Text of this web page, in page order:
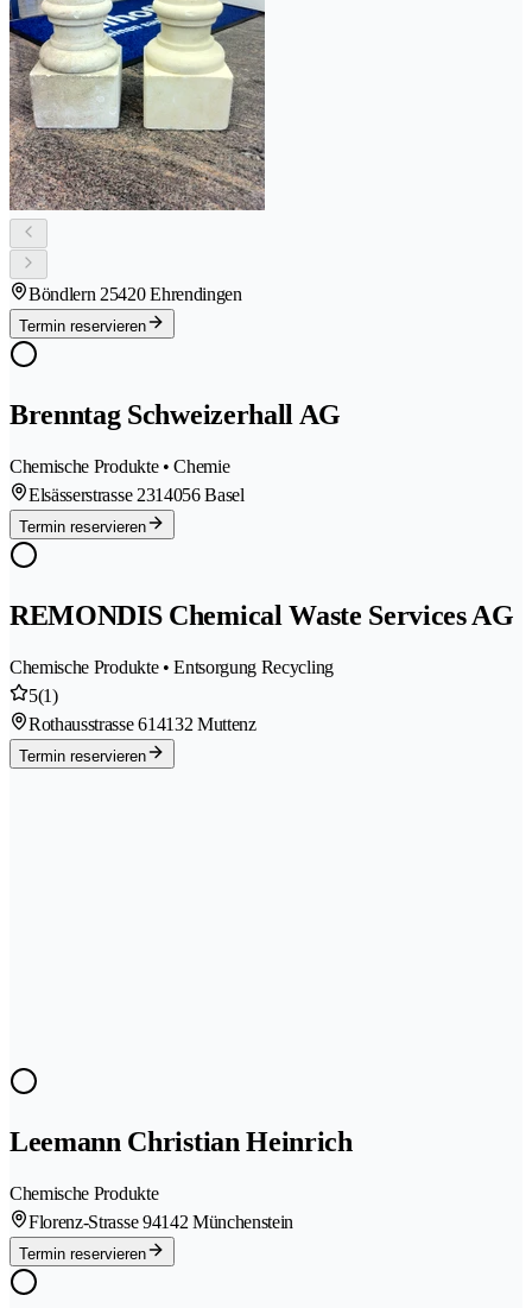
Böndlern 25420 Ehrendingen
Termin reservieren
Brenntag Schweizerhall AG
Chemische Produkte • Chemie
Elsässerstrasse 2314056 Basel
Termin reservieren
REMONDIS Chemical Waste Services AG
Chemische Produkte • Entsorgung Recycling
5(1)
Rothausstrasse 614132 Muttenz
Termin reservieren
Leemann Christian Heinrich
Chemische Produkte
Florenz-Strasse 94142 Münchenstein
Termin reservieren